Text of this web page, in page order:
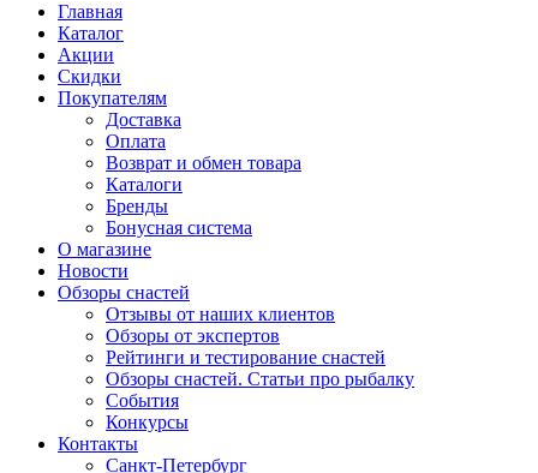
Главная
Каталог
Акции
Скидки
Покупателям
Доставка
Оплата
Возврат и обмен товара
Каталоги
Бренды
Бонусная система
О магазине
Новости
Обзоры снастей
Отзывы от наших клиентов
Обзоры от экспертов
Рейтинги и тестирование снастей
Обзоры снастей. Статьи про рыбалку
События
Конкурсы
Контакты
Санкт-Петербург